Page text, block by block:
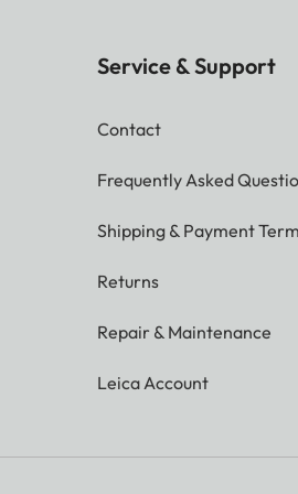
Service & Support
Contact
Frequently Asked
Shipping & Payment
Returns
Repair & Maintenance
Leica Account